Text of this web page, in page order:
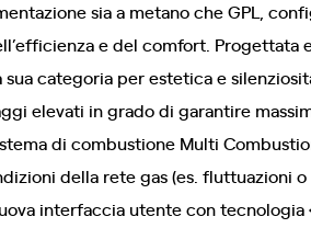
sia a metano che GPL,
e del comfort.
categoria per estetica e
elevati in grado di garantire
di combustione Multi
della rete gas (es. fluttuazioni
interfaccia utente con